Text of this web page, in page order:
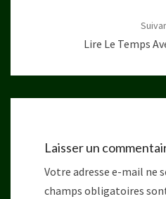
Lire Le Temps
Laisser un
Votre adresse e-mail ne
champs obligatoires